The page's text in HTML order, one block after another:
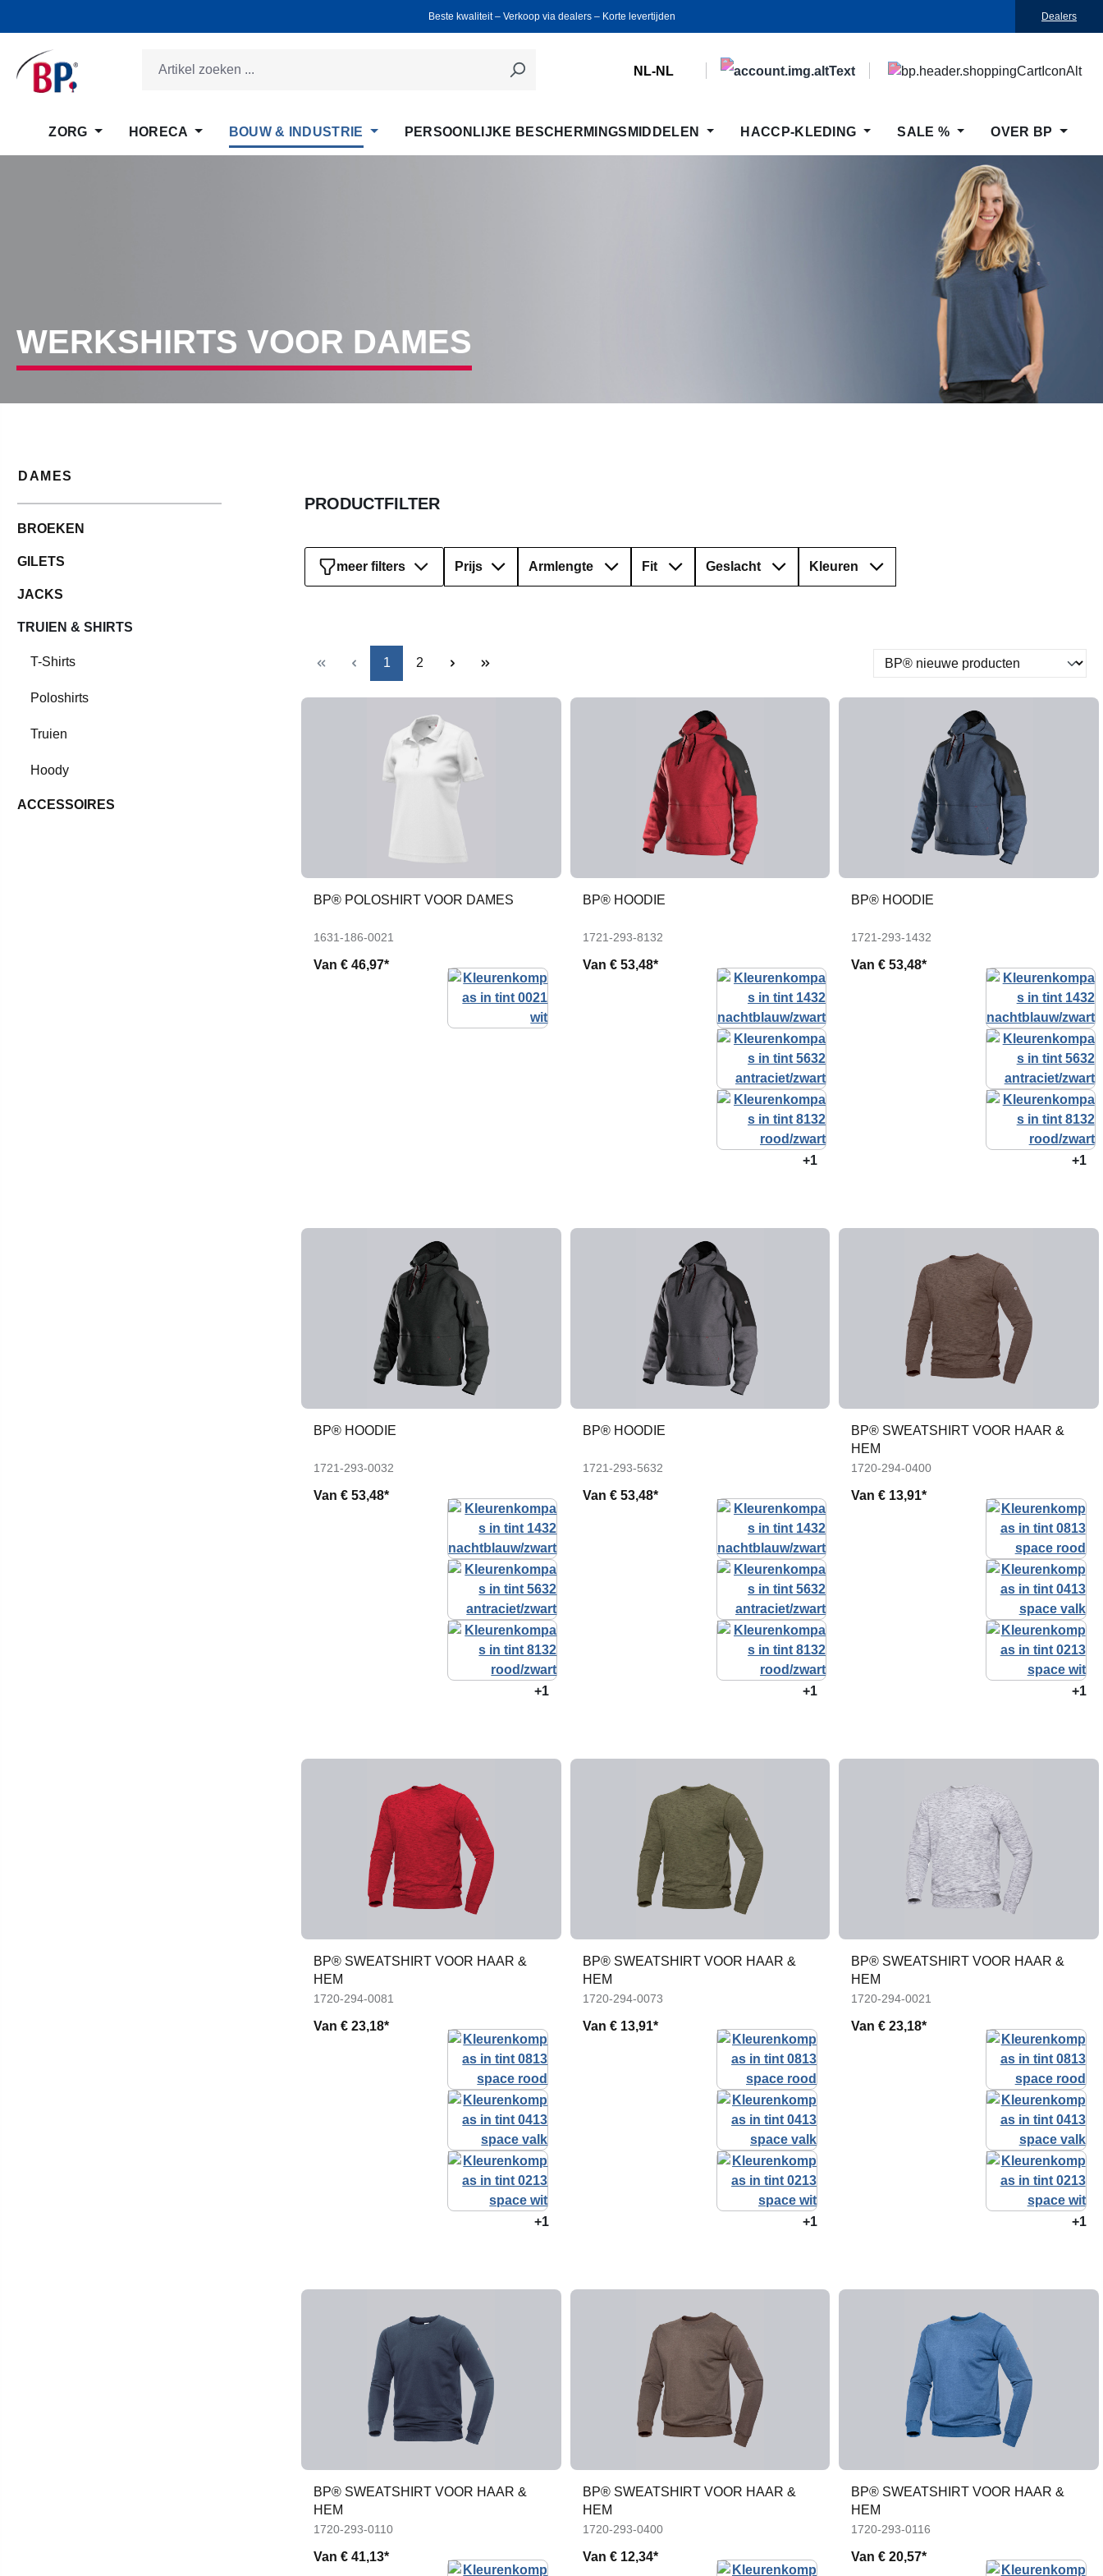
Beste kwaliteit ‒ Verkoop via dealers ‒ Korte levertijden Dealers
NL-NL
ZORG HORECA BOUW & INDUSTRIE PERSOONLIJKE BESCHERMINGSMIDDELEN HACCP-KLEDING SALE % OVER BP
WERKSHIRTS VOOR DAMES
DAMES
BROEKEN
GILETS
JACKS
TRUIEN & SHIRTS
T-Shirts
Poloshirts
Truien
Hoody
ACCESSOIRES
PRODUCTFILTER
Prijs Armlengte Fit Geslacht Kleuren
meer filters
Pagina
1 Pagina
2
BP® POLOSHIRT VOOR DAMES
1631-186-0021
Van € 46,97*
BP® HOODIE
1721-293-8132
Van € 53,48*
+1
BP® HOODIE
1721-293-1432
Van€ 53,48*
+1
BP® HOODIE
1721-293-0032
Van € 53,48*
+1
BP® HOODIE
1721-293-5632
Van € 53,48*
+1
BP® SWEATSHIRT VOOR HAAR &
HEM
1720-294-0400
Van€ 13,91*
+1
BP® SWEATSHIRT VOOR HAAR &
HEM
1720-294-0081
Van € 23,18*
+1
BP® SWEATSHIRT VOOR HAAR &
HEM
1720-294-0073
Van € 13,91*
+1
BP® SWEATSHIRT VOOR HAAR &
HEM
1720-294-0021
Van€ 23,18*
+1
BP® SWEATSHIRT VOOR HAAR &
HEM
1720-293-0110
Van € 41,13*
BP® SWEATSHIRT VOOR HAAR &
HEM
1720-293-0400
Van € 12,34*
BP® SWEATSHIRT VOOR HAAR &
HEM
1720-293-0116
Van€ 20,57*